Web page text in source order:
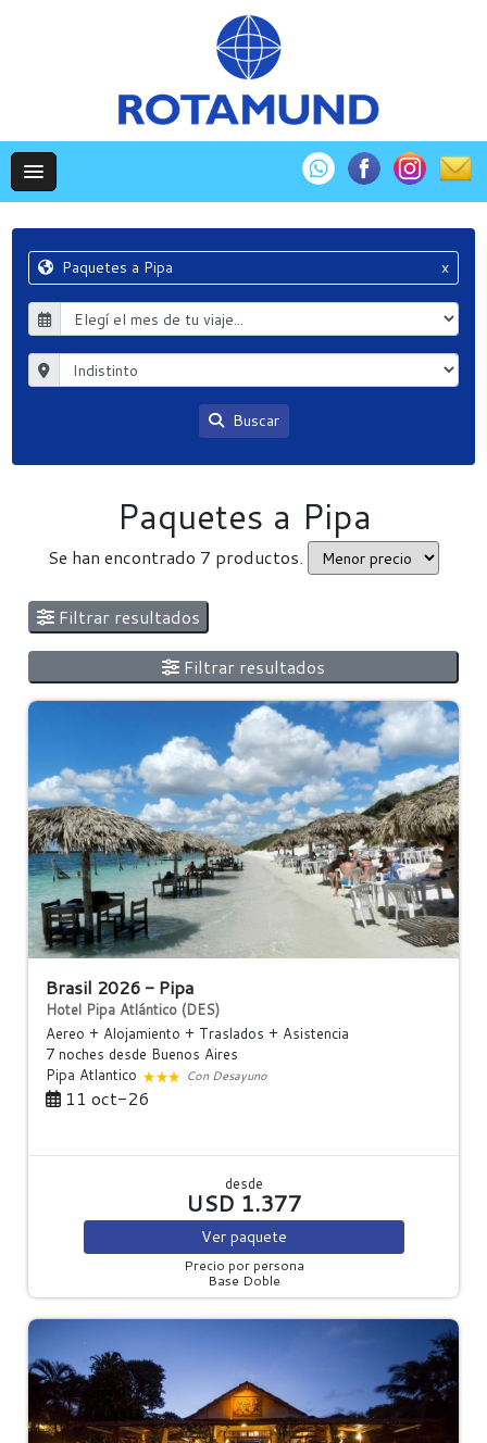
Paquetes a Pipa x
Buscar
Paquetes a Pipa
Se han encontrado 7 productos.
Filtrar resultados
Filtrar resultados
Brasil 2026 - Pipa
Hotel Pipa Atlántico (DES)
Aereo + Alojamiento + Traslados + Asistencia
7 noches desde Buenos Aires
Pipa Atlantico
Con Desayuno
11 oct-26
desde
USD 1.377
Ver paquete
Precio por persona
Base Doble